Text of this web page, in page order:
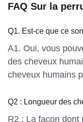
FAQ Sur la
Q1. Est-ce que ce
A1. Oui, vous
des cheveux
cheveux humains
Q2 : Longueur des
R2 : La façon dont